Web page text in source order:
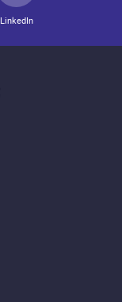
LinkedIn